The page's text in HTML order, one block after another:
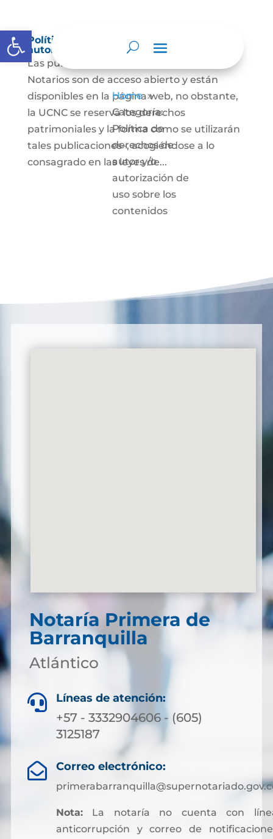
Abrir barra de herramientas
Home 9
Categoría:
Política de
derechos de
autor y/o
autorización de
uso sobre los
contenidos
Política de derechos de autor y/o
autorización de uso sobre los contenidos
Las publicaciones de la UCNC y de los
Notarios son de acceso abierto y están
disponibles en la página web, no obstante,
la UCNC se reserva los derechos
patrimoniales y la forma como se utilizarán
tales publicaciones–, acogiéndose a lo
consagrado en las leyes de...
Notaría Primera de
Barranquilla
Atlántico
 Líneas de atención:
+57 - 3332904606 - (605)
3125187
 Correo electrónico:
Nota:La notaría no cuenta con
anticorrupción y correo de